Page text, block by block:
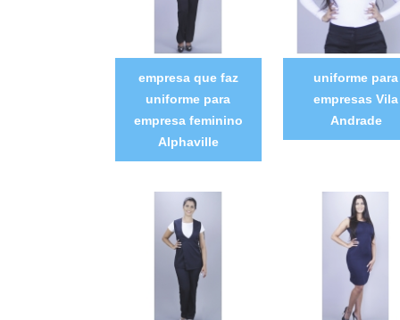
empresa que faz
uniforme para
empresa feminino
Alphaville
uniforme para
empresas Vila
Andrade